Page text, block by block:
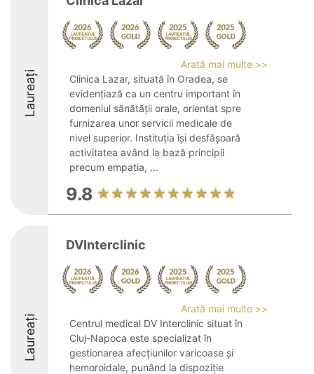
Laureați
Arată mai multe >>
Clinica Lazar, situată în Oradea, se
evidențiază ca un centru important în
domeniul sănătății orale, orientat spre
furnizarea unor servicii medicale de
nivel superior. Instituția își desfășoară
activitatea având la bază principii
precum empatia, ...
9.8
Laureați
DVInterclinic
Arată mai multe >>
Centrul medical DV Interclinic situat în
Cluj-Napoca este specializat în
gestionarea afecțiunilor varicoase și
hemoroidale, punând la dispoziție